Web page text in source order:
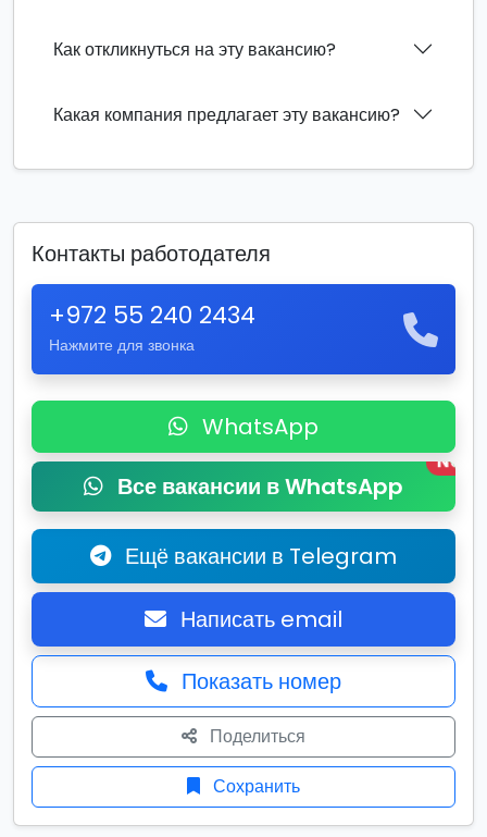
Как откликнуться на эту вакансию?
Какая компания предлагает эту вакансию?
Контакты работодателя
+972 55 240 2434
Нажмите для звонка
WhatsApp
Все вакансии в WhatsApp
New
Ещё вакансии в Telegram
Написать email
Показать номер
Поделиться
Сохранить